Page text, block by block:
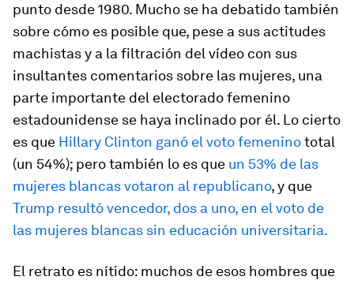
punto desde 1980. Mucho se ha debatido también
sobre cómo es posible que, pese a sus actitudes
machistas y a la filtración del vídeo con sus
insultantes comentarios sobre las mujeres, una
parte importante del electorado femenino
estadounidense se haya inclinado por él. Lo cierto
es que Hillary Clinton ganó el voto femeninototal
(un 54%); pero también lo es que un 53% de las
mujeres blancas votaron al republicano, y que
Trump resultó vencedor, dos a uno, en el voto de
las mujeres blancas sin educación universitaria.
El retrato es nítido: muchos de esos hombres que